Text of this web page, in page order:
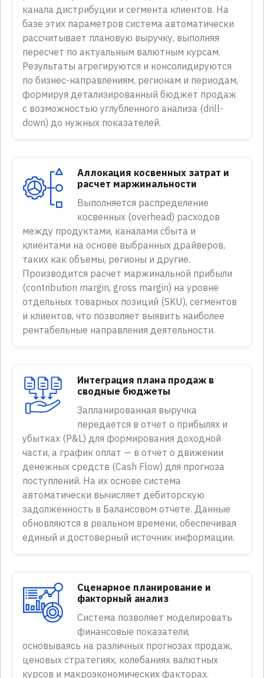
канала дистрибуции и сегмента клиентов. На
базе этих параметров система автоматически
рассчитывает плановую выручку, выполняя
пересчет по актуальным валютным курсам.
Результаты агрегируются и консолидируются
по бизнес-направлениям, регионам и периодам,
формируя детализированный бюджет продаж
с возможностью углубленного анализа (drill-
down) до нужных показателей.
Аллокация косвенных затрат и
расчет маржинальности
Выполняется распределение
косвенных (overhead) расходов
между продуктами, каналами сбыта и
клиентами на основе выбранных драйверов,
таких как объемы, регионы и другие.
Производится расчет маржинальной прибыли
(contribution margin, gross margin) на уровне
отдельных товарных позиций (SKU), сегментов
и клиентов, что позволяет выявить наиболее
рентабельные направления деятельности.
Интеграция плана продаж в
сводные бюджеты
Запланированная выручка
передается в отчет о прибылях и
убытках (P&L) для формирования доходной
части, а график оплат — в отчет о движении
денежных средств (Cash Flow) для прогноза
поступлений. На их основе система
автоматически вычисляет дебиторскую
задолженность в Балансовом отчете. Данные
обновляются в реальном времени, обеспечивая
единый и достоверный источник информации.
Сценарное планирование и
факторный анализ
Система позволяет моделировать
финансовые показатели,
основываясь на различных прогнозах продаж,
ценовых стратегиях, колебаниях валютных
курсов и макроэкономических факторах.